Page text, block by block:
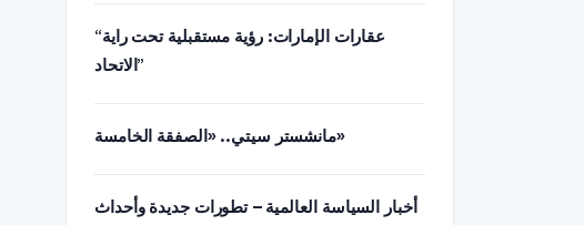
“عقارات الإمارات: رؤية مستقبلية تحت راية
الاتحاد”
مانشستر سيتي.. «الصفقة الخامسة»
أخبار السياسة العالمية – تطورات جديدة وأحداث